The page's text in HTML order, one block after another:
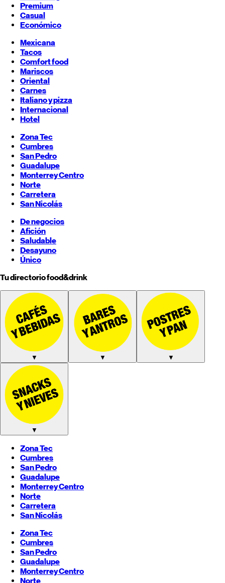
Premium
Casual
Económico
Mexicana
Tacos
Comfort food
Mariscos
Oriental
Carnes
Italiano y pizza
Internacional
Hotel
Zona Tec
Cumbres
San Pedro
Guadalupe
MonterreyCentro
Norte
Carretera
San Nicolás
De negocios
Afición
Saludable
Desayuno
Único
Tu directorio food&drink
▼ ▼ ▼
▼
Zona Tec
Cumbres
San Pedro
Guadalupe
MonterreyCentro
Norte
Carretera
San Nicolás
Zona Tec
Cumbres
San Pedro
Guadalupe
MonterreyCentro
Norte